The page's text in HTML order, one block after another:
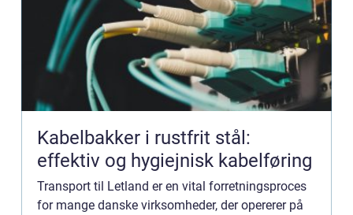
Kabelbakker i rustfrit stål:
effektiv og hygiejnisk kabelføring
Transport til Letland er en vital forretningsproces
for mange danske virksomheder, der opererer på